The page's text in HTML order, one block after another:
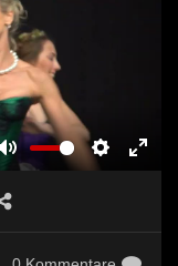
MUTE SETTINGS